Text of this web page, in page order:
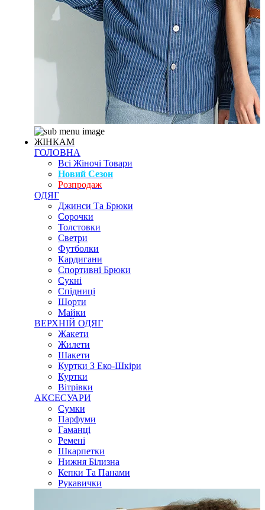
ЖІНКАМ
ГОЛОВНА
Всі Жіночі Товари
Новий Сезон
Розпродаж
ОДЯГ
Джинси Та Брюки
Сорочки
Толстовки
Светри
Футболки
Кардигани
Спортивні Брюки
Сукні
Спідниці
Шорти
Майки
ВЕРХНІЙ ОДЯГ
Жакети
Жилети
Шакети
Куртки З Еко-Шкіри
Куртки
Вітрівки
АКСЕСУАРИ
Сумки
Парфуми
Гаманці
Ремені
Шкарпетки
Нижня Білизна
Кепки Та Панами
Рукавички